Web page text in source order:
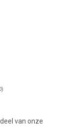
van onze